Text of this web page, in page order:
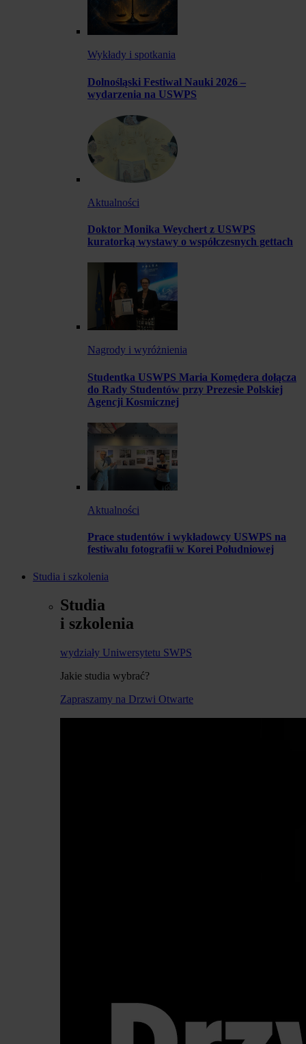
Wykłady i spotkania
Dolnośląski Festiwal Nauki 2026 –
wydarzenia na USWPS
Aktualności
Doktor Monika Weychert z USWPS
kuratorką wystawy o współczesnych gettach
Nagrody i wyróżnienia
Studentka USWPS Maria Komędera dołącza
do Rady Studentów przy Prezesie Polskiej
Agencji Kosmicznej
Aktualności
Prace studentów i wykładowcy USWPS na
festiwalu fotografii w Korei Południowej
Studia i szkolenia
Studia
i szkolenia
wydziały Uniwersytetu SWPS
Jakie studia wybrać?
Zapraszamy na Drzwi Otwarte